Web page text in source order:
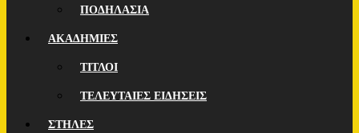
ΠΟΔΗΛΑΣΙΑ
ΑΚΑΔΗΜΙΕΣ
ΤΙΤΛΟΙ
ΤΕΛΕΥΤΑΙΕΣ ΕΙΔΗΣΕΙΣ
ΣΤΗΛΕΣ